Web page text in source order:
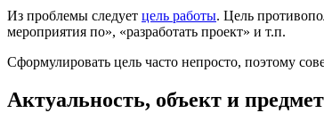
Из проблемы следует цель работы. Цель
мероприятия по», «разработать проект» и т.п.
Сформулировать цель часто непросто, поэтому
Актуальность, объект и